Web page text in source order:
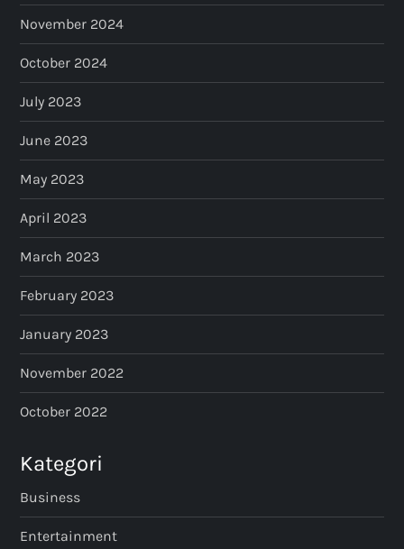
November 2024
October 2024
July 2023
June 2023
May 2023
April 2023
March 2023
February 2023
January 2023
November 2022
October 2022
Kategori
Business
Entertainment